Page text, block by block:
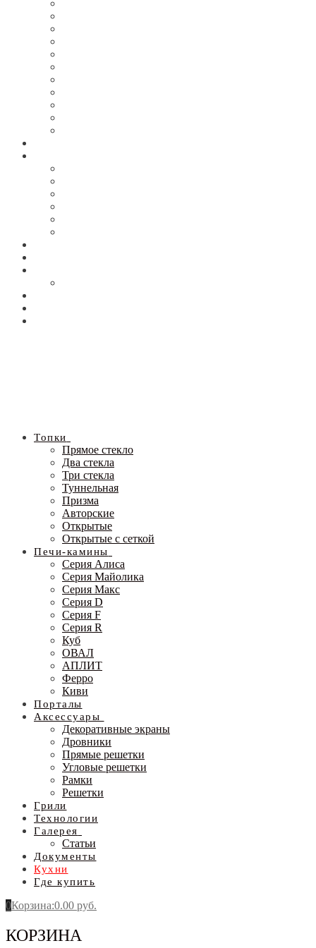
Топки
Прямое стекло
Два стекла
Три стекла
Туннельная
Призма
Авторские
Открытые
Открытые с сеткой
Печи-камины
Серия Алиса
Серия Майолика
Серия Макс
Серия D
Серия F
Серия R
Куб
ОВАЛ
АПЛИТ
Ферро
Киви
Порталы
Аксессуары
Декоративные экраны
Дровники
Прямые решетки
Угловые решетки
Рамки
Решетки
Грили
Технологии
Галерея
Статьи
Документы
Кухни
Где купить
0Корзина:0.00 руб.
КОРЗИНА